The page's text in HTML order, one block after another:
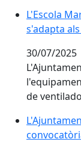
L'Escola
L'Escola
s'adapta
30/07/2025
de